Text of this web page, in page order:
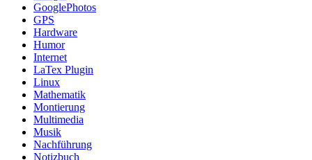
GooglePhotos
GPS
Hardware
Humor
Internet
LaTex Plugin
Linux
Mathematik
Montierung
Multimedia
Musik
Nachführung
Notizbuch